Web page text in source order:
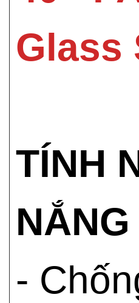
Glass
TÍNH
NẮNG
-